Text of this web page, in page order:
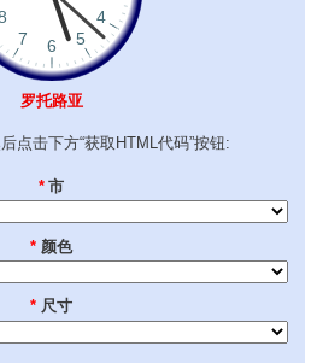
罗托路亚
点击下方“获取HTML代码”按钮:
* 市
* 颜色
* 尺寸